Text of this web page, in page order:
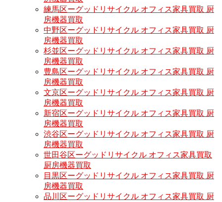
練馬区ーグッドリサイクル オフィス家具買取 厨
房機器買取
中野区ーグッドリサイクル オフィス家具買取 厨
房機器買取
杉並区ーグッドリサイクル オフィス家具買取 厨
房機器買取
豊島区ーグッドリサイクル オフィス家具買取 厨
房機器買取
文京区ーグッドリサイクル オフィス家具買取 厨
房機器買取
新宿区ーグッドリサイクル オフィス家具買取 厨
房機器買取
渋谷区ーグッドリサイクル オフィス家具買取 厨
房機器買取
世田谷区ーグッドリサイクル オフィス家具買取
厨房機器買取
目黒区ーグッドリサイクル オフィス家具買取 厨
房機器買取
品川区ーグッドリサイクル オフィス家具買取 厨